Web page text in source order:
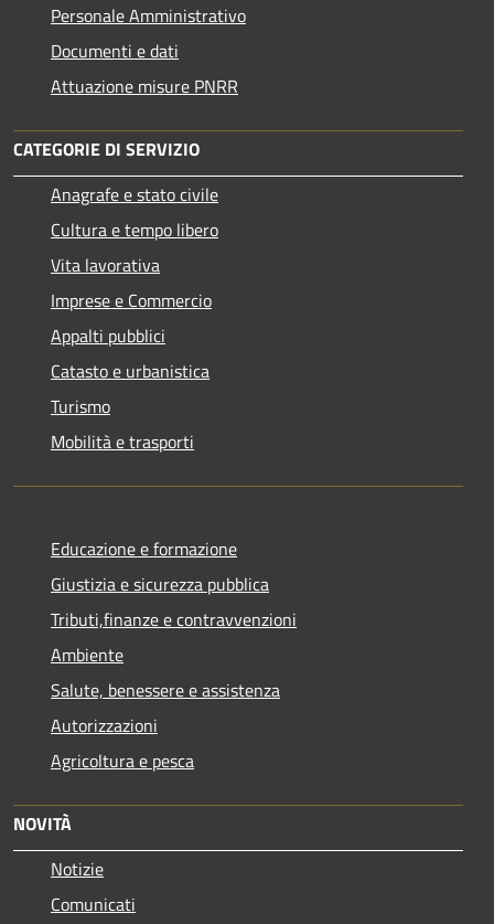
Personale Amministrativo
Documenti e dati
Attuazione misure PNRR
CATEGORIE DI SERVIZIO
Anagrafe e stato civile
Cultura e tempo libero
Vita lavorativa
Imprese e Commercio
Appalti pubblici
Catasto e urbanistica
Turismo
Mobilità e trasporti
Educazione e formazione
Giustizia e sicurezza pubblica
Tributi,finanze e contravvenzioni
Ambiente
Salute, benessere e assistenza
Autorizzazioni
Agricoltura e pesca
NOVITÀ
Notizie
Comunicati